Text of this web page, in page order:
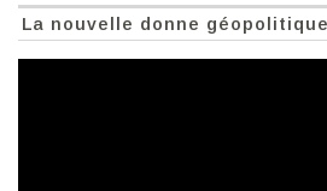
La nouvelle donne